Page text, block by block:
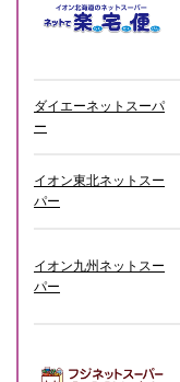
ダイエーネットスーパ
ー
イオン東北ネットスー
パー
イオン九州ネットスー
パー